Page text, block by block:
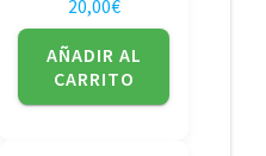
20,00€
AÑADIR AL
CARRITO